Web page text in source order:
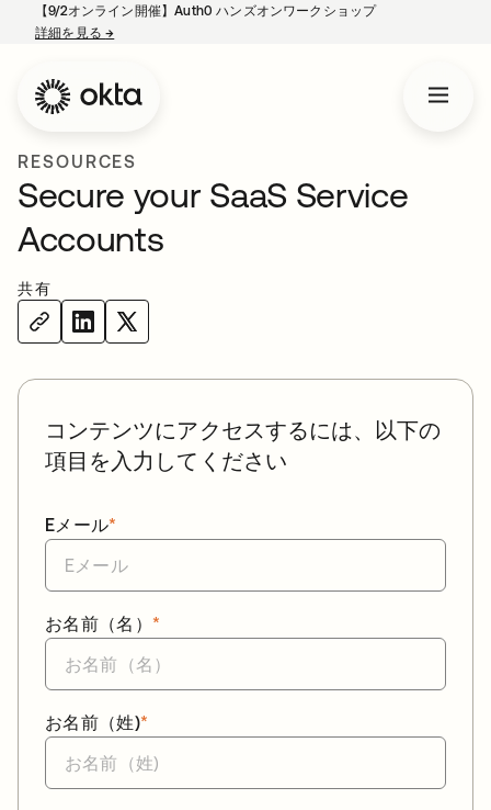
【9/2オンライン開催】Auth0 ハンズオンワークショップ
詳細を見る→
RESOURCES
Secure your SaaS Service
Accounts
共有
コンテンツにアクセスするには、以下の
項目を入力してください
*
Eメール
*
お名前（名）
*
お名前（姓)